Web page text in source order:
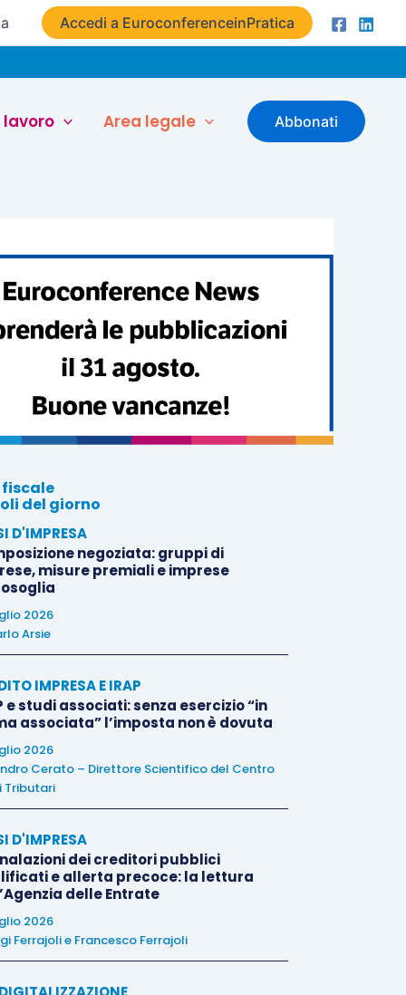
Accedi a EuroconferenceinPratica
lavoro Area legale Abbonati
del giorno
D'IMPRESA
negoziata: gruppi di
misure premiali e imprese
2026
Arsie
IMPRESA E IRAP
e studi associati: senza esercizio “in
associata” l’imposta non è dovuta
2026
Cerato – Direttore Scientifico del Centro
Tributari
D'IMPRESA
dei creditori pubblici
e allerta precoce: la lettura
delle Entrate
2026
Ferrajolie Francesco Ferrajoli